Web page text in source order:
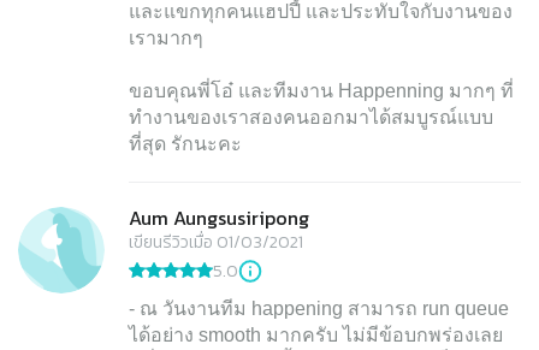
และแขกทุกคนแฮปปี้ และประทับใจกับงานของ
เรามากๆ
ขอบคุณพี่โอ๋ และทีมงาน Happenning มากๆ ที่
ทำงานของเราสองคนออกมาได้สมบูรณ์แบบ
Aum Aungsusiripong
เขียนรีวิวเมื่อ 01/03/2021
5.0
- ณ วันงานทีม happening สามารถ run queue
ได้อย่าง smooth มากครับ ไม่มีข้อบกพร่องเลย